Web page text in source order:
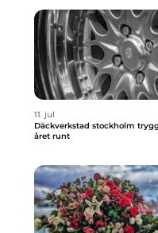
11. jul
Däckverkstad stockholm tryggt grepp
året runt